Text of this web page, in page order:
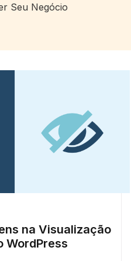
Seu Negócio
na Visualização
WordPress